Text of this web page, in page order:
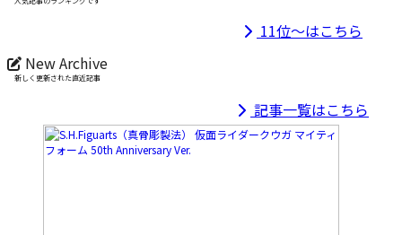
11位～はこちら
New Archive
新しく更新された直近記事
記事一覧はこちら